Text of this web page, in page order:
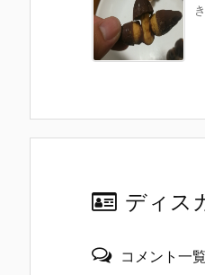
ディス
コメント一覧